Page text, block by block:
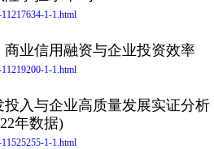
1-1.html
业信用融资与企业投资效率
1-1.html
投入与企业高质量发展实证分析
年数据)
1-1.html